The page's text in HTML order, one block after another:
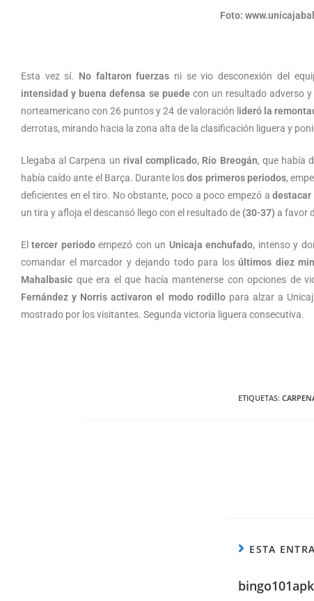
Foto:
Esta vez sí. No faltaron fuerzas ni se vio desconexión del
intensidad y buena defensa se puede con un resultado adverso
norteamericano con 26 puntos y 24 de valoración l ideró la
derrotas, mirando hacia la zona alta de la clasificación liguera y
Llegaba al Carpena un rival complicado, Río Breogán, que había
había caído ante el Barça. Durante losdos primeros periodos,
deficientes en el tiro. No obstante, poco a poco empezó a
un tira y afloja el descansó llego con el resultado de (30-37) a favor
El tercer periodoempezó con un Unicaja enchufado, intenso y
comandar el marcador y dejando todo para losúltimos diez
Mahalbasic que era el que hacía mantenerse con opciones de
Fernández y Norris activaron el modo rodillopara alzar a
mostrado por los visitantes. Segunda victoria liguera consecutiva.
ETIQUETAS:
ESTA
bingo101apk